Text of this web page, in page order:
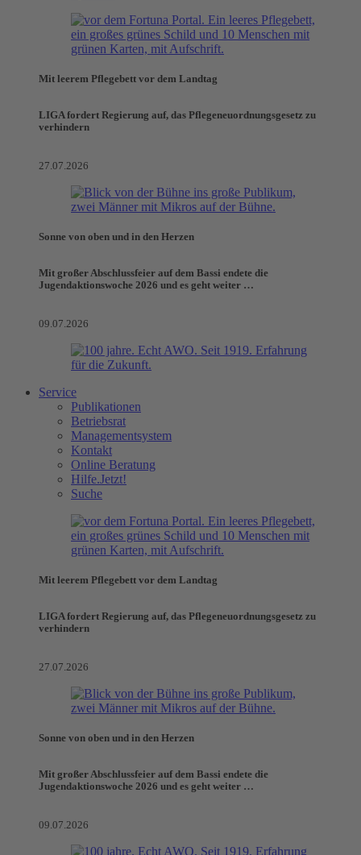
Mit leerem Pflegebett vor dem Landtag
LIGA fordert Regierung auf, das Pflegeneuordnungsgesetz zu
verhindern
27.07.2026
Sonne von oben und in den Herzen
Mit großer Abschlussfeier auf dem Bassi endete die
Jugendaktionswoche 2026 und es geht weiter …
09.07.2026
Service
Publikationen
Betriebsrat
Managementsystem
Kontakt
Online Beratung
Hilfe.Jetzt!
Suche
Mit leerem Pflegebett vor dem Landtag
LIGA fordert Regierung auf, das Pflegeneuordnungsgesetz zu
verhindern
27.07.2026
Sonne von oben und in den Herzen
Mit großer Abschlussfeier auf dem Bassi endete die
Jugendaktionswoche 2026 und es geht weiter …
09.07.2026